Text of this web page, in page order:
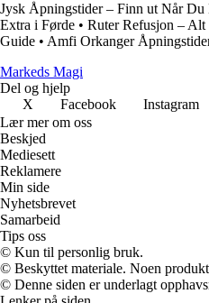
Jysk Åpningstider – Finn ut Når Du
Extra i Førde • Ruter Refusjon – Alt
Guide • Amfi Orkanger
Markeds Magi
Del og hjelp
X
Facebook Instagram
Lær mer om oss
Beskjed
Mediesett
Reklamere
Min side
Nyhetsbrevet
Samarbeid
Tips oss
© Kun til personlig bruk.
© Beskyttet materiale. Noen
© Denne siden er underlagt